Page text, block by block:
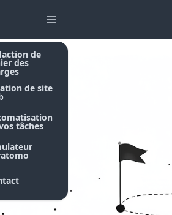
de
des
de site
tâches